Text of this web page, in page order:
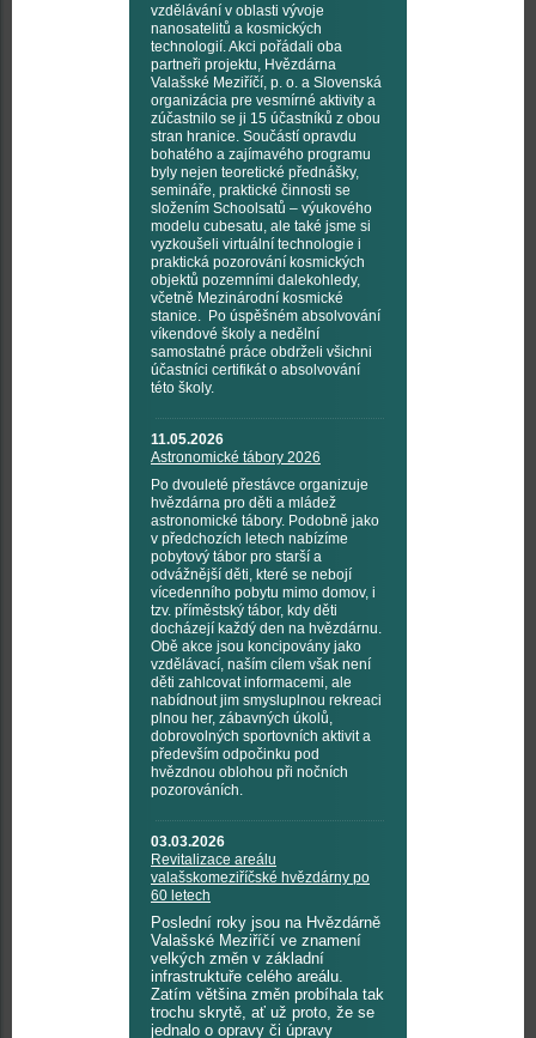
vzdělávání v oblasti vývoje
nanosatelitů a kosmických
technologií. Akci pořádali oba
partneři projektu, Hvězdárna
Valašské Meziříčí, p. o. a Slovenská
organizácia pre vesmírné aktivity a
zúčastnilo se ji 15 účastníků z obou
stran hranice. Součástí opravdu
bohatého a zajímavého programu
byly nejen teoretické přednášky,
semináře, praktické činnosti se
složením Schoolsatů – výukového
modelu cubesatu, ale také jsme si
vyzkoušeli virtuální technologie i
praktická pozorování kosmických
objektů pozemními dalekohledy,
včetně Mezinárodní kosmické
stanice. Po úspěšném absolvování
víkendové školy a nedělní
samostatné práce obdrželi všichni
účastníci certifikát o absolvování
této školy.
11.05.2026
Astronomické tábory 2026
Po dvouleté přestávce organizuje
hvězdárna pro děti a mládež
astronomické tábory. Podobně jako
v předchozích letech nabízíme
pobytový tábor pro starší a
odvážnější děti, které se nebojí
vícedenního pobytu mimo domov, i
tzv. příměstský tábor, kdy děti
docházejí každý den na hvězdárnu.
Obě akce jsou koncipovány jako
vzdělávací, naším cílem však není
děti zahlcovat informacemi, ale
nabídnout jim smysluplnou rekreaci
plnou her, zábavných úkolů,
dobrovolných sportovních aktivit a
především odpočinku pod
hvězdnou oblohou při nočních
pozorováních.
03.03.2026
Revitalizace areálu
valašskomeziříčské hvězdárny po
60 letech
Poslední roky jsou na Hvězdárně
Valašské Meziříčí ve znamení
velkých změn v základní
infrastruktuře celého areálu.
Zatím většina změn probíhala tak
trochu skrytě, ať už proto, že se
jednalo o opravy či úpravy